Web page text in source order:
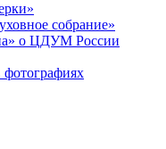
собрание»
о ЦДУМ России